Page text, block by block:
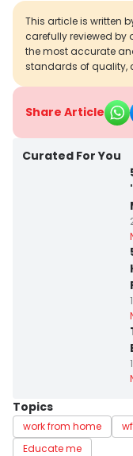
This article is written
carefully reviewed by
the most accurate
standards of quality,
Share Article
Curated For You
Topics
work from home
Educate me